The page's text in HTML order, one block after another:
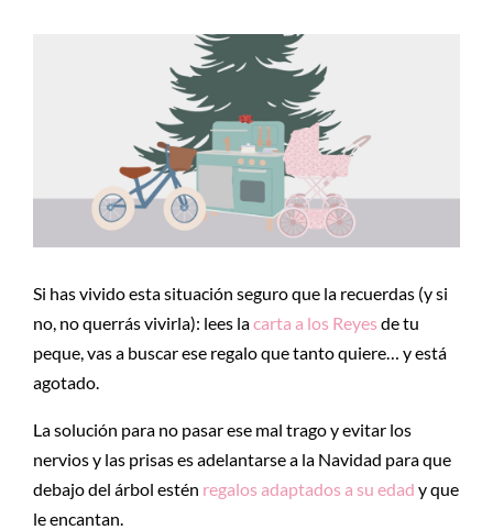
Si has vivido esta situación seguro que la recuerdas (y si
no, no querrás vivirla): lees lacarta a los Reyes de tu
peque, vas a buscar ese regalo que tanto quiere… y está
agotado.
La solución para no pasar ese mal trago y evitar los
nervios y las prisas es adelantarse a la Navidad para que
debajo del árbol estén regalos adaptados a su edad y que
le encantan.